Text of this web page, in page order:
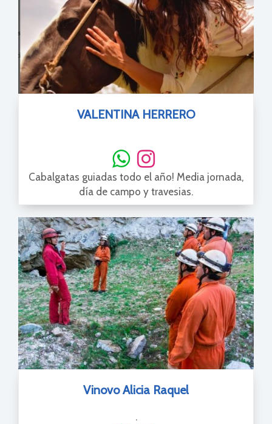
VALENTINA HERRERO
Cabalgatas guiadas todo el año! Media jornada,
día de campo y travesias.
Vinovo Alicia Raquel
.